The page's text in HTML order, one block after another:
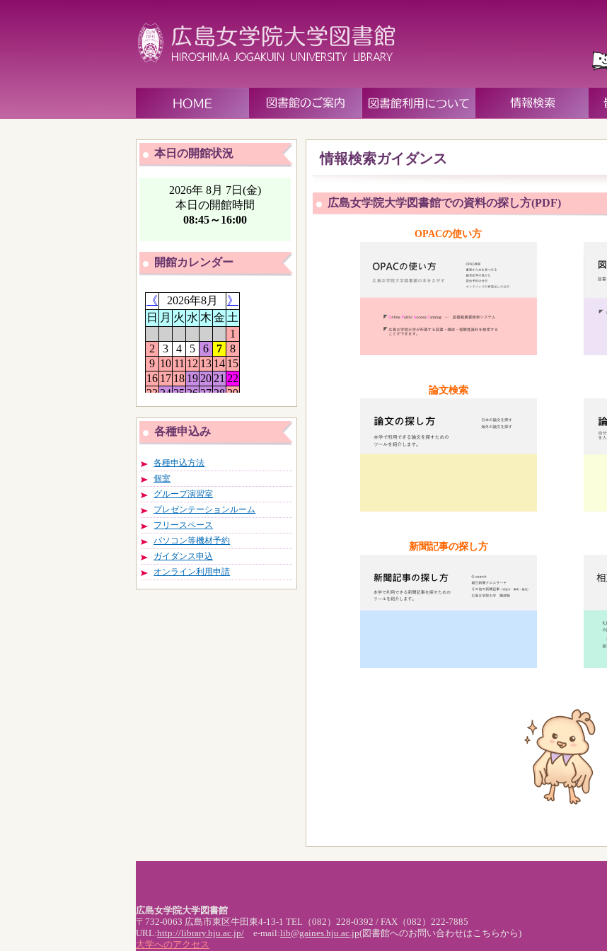
情報検索ガイダンス
広島女学院大学図書館での資料の探し方(PDF)
OPACの使い方
論文検索
新聞記事の探し方
本日の開館状況
開館カレンダー
各種申込み
各種申込方法
個室
グループ演習室
プレゼンテーションルーム
フリースペース
パソコン等機材予約
ガイダンス申込
オンライン利用申請
広島女学院大学図書館
〒732-0063 広島市東区牛田東4-13-1 TEL（082）228-0392 / FAX（082）222-7885
URL:http://library.hju.ac.jp/ e-mail:lib@gaines.hju.ac.jp(図書館へのお問い合わせはこちらから)
大学へのアクセス